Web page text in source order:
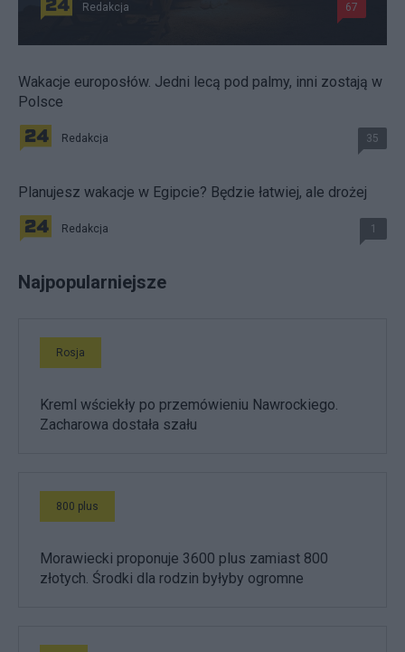
Redakcja 67
Wakacje europosłów. Jedni lecą pod palmy, inni zostają w
Polsce
Redakcja 35
Planujesz wakacje w Egipcie? Będzie łatwiej, ale drożej
Redakcja 1
Najpopularniejsze
Rosja
Kreml wściekły po przemówieniu Nawrockiego.
Zacharowa dostała szału
800 plus
Morawiecki proponuje 3600 plus zamiast 800
złotych. Środki dla rodzin byłyby ogromne